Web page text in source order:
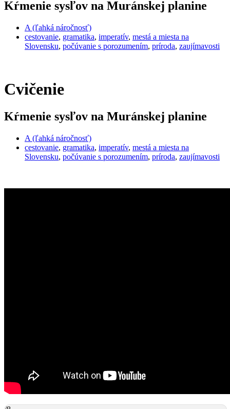
Kŕmenie sysľov na Muránskej planine
A (ľahká náročnosť)
cestovanie, gramatika, imperatív, mestá a miesta na
Slovensku, počúvanie s porozumením, príroda, zaujímavosti
Cvičenie
Kŕmenie sysľov na Muránskej planine
A (ľahká náročnosť)
cestovanie, gramatika, imperatív, mestá a miesta na
Slovensku, počúvanie s porozumením, príroda, zaujímavosti